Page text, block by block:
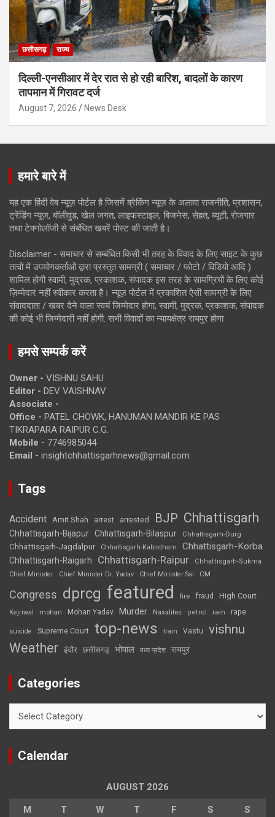
छत्तीसगढ़ राज्य
दिल्ली-एनसीआर में देर रात से हो रही बारिश, बादलों के कारण
तापमान में गिरावट दर्ज
August 7, 2026 News Desk
हमारे बारे में
यह एक हिंदी वेब न्यूज़ पोर्टल है जिसमें ब्रेकिंग न्यूज़ के अलावा राजनीति, प्रशासन,
ट्रेंडिंग न्यूज, बॉलीवुड, खेल जगत, लाइफस्टाइल, बिजनेस, सेहत, ब्यूटी, रोजगार
तथा टेक्नोलॉजी से संबंधित खबरें पोस्ट की जाती है।
Disclaimer - समाचार से सम्बंधित किसी भी तरह के विवाद के लिए साइट के कुछ
तत्वों में उपयोगकर्ताओं द्वारा प्रस्तुत सामग्री ( समाचार / फोटो / विडियो आदि )
शामिल होगी स्वामी, मुद्रक, प्रकाशक, संपादक इस तरह के सामग्रियों के लिए कोई
ज़िम्मेदार नहीं स्वीकार करता है। न्यूज़ पोर्टल में प्रकाशित ऐसी सामग्री के लिए
संवाददाता / खबर देने वाला स्वयं जिम्मेदार होगा, स्वामी, मुद्रक, प्रकाशक, संपादक
की कोई भी जिम्मेदारी नहीं होगी. सभी विवादों का न्यायक्षेत्र रायपुर होगा
हमसे सम्पर्क करें
Owner - VISHNU SAHU
Editor - DEV VAISHNAV
Associate -
Office - PATEL CHOWK, HANUMAN MANDIR KE PAS
TIKRAPARA RAIPUR C.G.
Mobile - 7746985044
Email - insightchhattisgarhnews@gmail.com
Tags
Accident Amit Shah arrest arrested BJP Chhattisgarh
Chhattisgarh-Bijapur Chhattisgarh-Bilaspur Chhattisgarh-Durg
Chhattisgarh-Jagdalpur Chhattisgarh-Kabirdham Chhattisgarh-Korba
Chhattisgarh-Raigarh Chhattisgarh-Raipur
Chhattisgarh-Sukma
Chief Minister
Chief Minister Dr. Yadav Chief Minister Sai CM
Congress dprcg featured fire fraud High Court
Kejriwal mohan Mohan Yadav Murder Naxalites petrol rain rape
suicide Supreme Court top-news train Vastu vishnu
Weather इंदौर छत्तीसगढ़ भोपाल मध्य प्रदेश रायपुर
Categories
Calendar
AUGUST 2026
M T W T F S S